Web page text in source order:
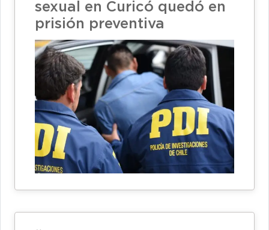
sexual en Curicó quedó en
prisión preventiva